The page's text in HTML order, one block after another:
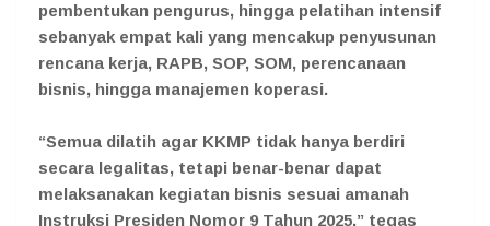
pembentukan pengurus, hingga pelatihan intensif
sebanyak empat kali yang mencakup penyusunan
rencana kerja, RAPB, SOP, SOM, perencanaan
bisnis, hingga manajemen koperasi.
“Semua dilatih agar KKMP tidak hanya berdiri
secara legalitas, tetapi benar-benar dapat
melaksanakan kegiatan bisnis sesuai amanah
Instruksi Presiden Nomor 9 Tahun 2025,” tegas